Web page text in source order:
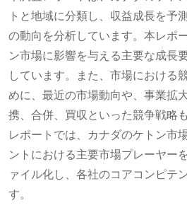
トと地域に分類し、収益成長を予
の動向を分析しています。本レポ
ン市場に影響を与える主要な成長
しています。また、市場における
めに、最近の市場動向や、事業拡
携、合併、買収といった競争戦略
レポートでは、カナダのケトン市
ントにおける主要市場プレーヤー
ァイル化し、各社のコアコンピテ
す。